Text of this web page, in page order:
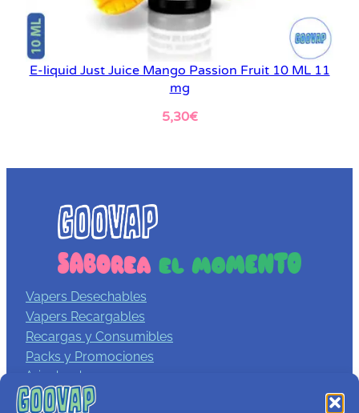
E-liquid Just Juice Mango Passion Fruit 10 ML 11
mg
5,30€
Vapers Desechables
Vapers Recargables
Recargas y Consumibles
Packs y Promociones
Aviso legal
Política de privacidad